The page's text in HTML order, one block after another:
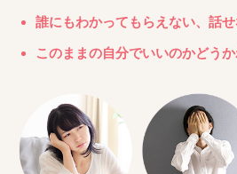
誰にもわかってもらえない、話
このままの自分でいいのかどう